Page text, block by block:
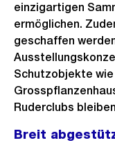
einzigartigen
ermöglichen.
geschaffen
Schutzobjekte
Ruderclubs
Breit